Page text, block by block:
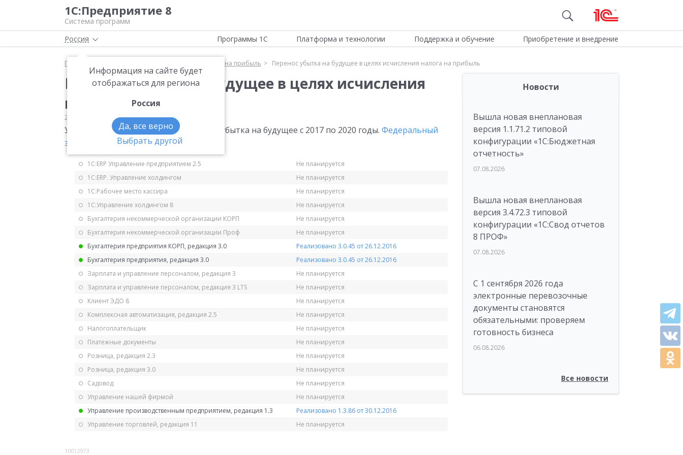
1С:Предприятие 8
Система программ
Россия
Информация на сайте будет
отображаться для региона
Россия
Да, все верно
Выбрать другой
Программы 1С Платформа и технологии Поддержка и обучение Приобретение и внедрение
Главная Налог на прибыль Перенос убытка на будущее в целях исчисления налога на прибыль
Перенос убытка на будущее в целях исчисления
налога на прибыль
21.11.2016 Налог на прибыль
Установлен особый порядок переноса убытка на будущее с 2017 по 2020 годы. Федеральный
закон от 30.11.2016 № 401-ФЗ.
1С:ERP Управление предприятием 2.5
Не планируется
1С:ERP. Управление холдингом
Не планируется
1С:Рабочее место кассира
Не планируется
1С:Управление холдингом 8
Не планируется
Бухгалтерия некоммерческой организации КОРП
Не планируется
Бухгалтерия некоммерческой организации Проф
Не планируется
Бухгалтерия предприятия КОРП, редакция 3.0
Реализовано 3.0.45 от 26.12.2016
Бухгалтерия предприятия, редакция 3.0
Реализовано 3.0.45 от 26.12.2016
Зарплата и управление персоналом, редакция 3
Не планируется
Зарплата и управление персоналом, редакция 3 LTS
Не планируется
Клиент ЭДО 8
Не планируется
Комплексная автоматизация, редакция 2.5
Не планируется
Налогоплательщик
Не планируется
Платежные документы
Не планируется
Розница, редакция 2.3
Не планируется
Розница, редакция 3.0
Не планируется
Садовод
Не планируется
Управление нашей фирмой
Не планируется
Управление производственным предприятием, редакция 1.3
Реализовано 1.3.86 от 30.12.2016
Управление торговлей, редакция 11
Не планируется
10012973
Новости
Вышла новая внеплановая
версия 1.1.71.2 типовой
конфигурации «1C:Бюджетная
отчетность»
07.08.2026
Вышла новая внеплановая
версия 3.4.72.3 типовой
конфигурации «1C:Свод отчетов
8 ПРОФ»
07.08.2026
С 1 сентября 2026 года
электронные перевозочные
документы становятся
обязательными: проверяем
готовность бизнеса
06.08.2026
Все новости